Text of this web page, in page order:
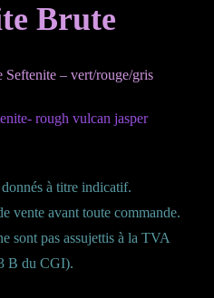
Brute
Seftenite – vert/rouge/gris
rough vulcan jasper
à titre indicatif.
vente avant toute commande.
sont pas assujettis à la TVA
B du CGI).